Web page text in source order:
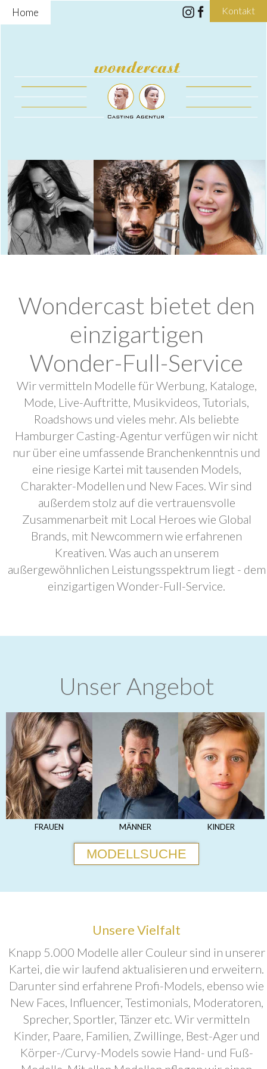
Home Kontakt
Wondercast bietet den
einzigartigen
Wonder-Full-Service
Wir vermitteln Modelle für Werbung, Kataloge,
Mode, Live-Auftritte, Musikvideos, Tutorials,
Roadshows und vieles mehr. Als beliebte
Hamburger Casting-Agentur verfügen wir nicht
nur über eine umfassende Branchenkenntnis und
eine riesige Kartei mit tausenden Models,
Charakter-Modellen und New Faces. Wir sind
außerdem stolz auf die vertrauensvolle
Zusammenarbeit mit Local Heroes wie Global
Brands, mit Newcommern wie erfahrenen
Kreativen. Was auch an unserem
außergewöhnlichen Leistungsspektrum liegt - dem
einzigartigen Wonder-Full-Service.
Unser Angebot
FRAUEN MÄNNER KINDER
MODELLSUCHE
Unsere Vielfalt
Knapp 5.000 Modelle aller Couleur sind in unserer
Kartei, die wir laufend aktualisieren und erweitern.
Darunter sind erfahrene Profi-Models, ebenso wie
New Faces, Influencer, Testimonials, Moderatoren,
Sprecher, Sportler, Tänzer etc. Wir vermitteln
Kinder, Paare, Familien, Zwillinge, Best-Ager und
Körper-/Curvy-Models sowie Hand- und Fuß-